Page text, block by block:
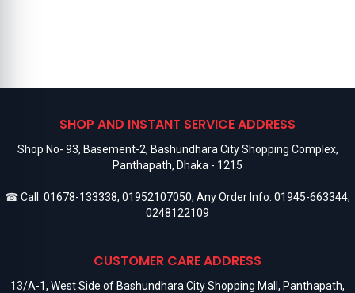
SHOP AND INSTANT SERVICE ADDRESS
Shop No- 93, Basement-2, Bashundhara City Shopping Complex,
Panthapath, Dhaka - 1215
☎ Call: 01678-133338, 01952107050, Any Order Info: 01945-663344,
0248122109
CUSTOMER CARE ADDRESS
13/A-1, West Side of Bashundhara City Shopping Mall, Panthapath,